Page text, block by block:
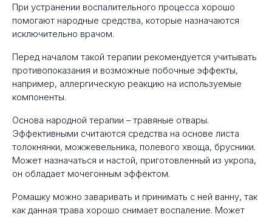
При устранении воспалительного процесса хорошо
помогают народные средства, которые назначаются
исключительно врачом.
Перед началом такой терапии рекомендуется учитывать
противопоказания и возможные побочные эффекты,
например, аллергическую реакцию на используемые
компоненты.
Основа народной терапии – травяные отвары.
Эффективными считаются средства на основе листа
толокнянки, можжевельника, полевого хвоща, брусники.
Может назначаться и настой, приготовленный из укропа,
он обладает мочегонным эффектом.
Ромашку можно заваривать и принимать с ней ванну, так
как данная трава хорошо снимает воспаление. Может